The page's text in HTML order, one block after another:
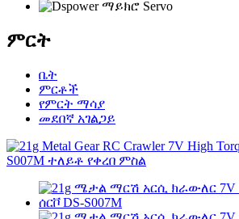
ምርት
ቤት
ምርቶች
የምርት ማሳያ
መደበኛ አገልጋይ